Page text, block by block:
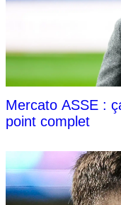
Mercato ASSE :
point complet